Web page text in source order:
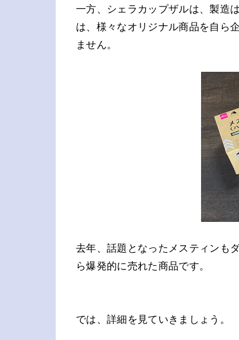
一方、シェラカップザルは、製造
は、様々なオリジナル商品を自ら
ません。
去年、話題となったメスティンも
ら爆発的に売れた商品です。
では、詳細を見ていきましょう。